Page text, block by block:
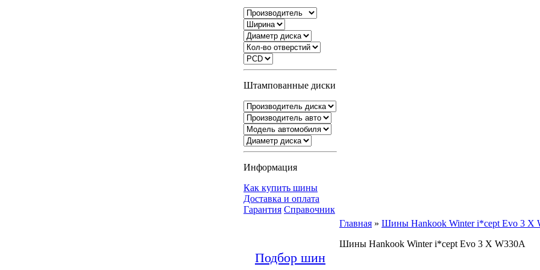
Штампованные диски
Информация
Как купить шины
Доставка и оплата
Гарантия Справочник
Подбор шин
Главная » Шины Hankook Winter i*cept Evo 3 X
Шины Hankook Winter i*cept Evo 3 X W330A